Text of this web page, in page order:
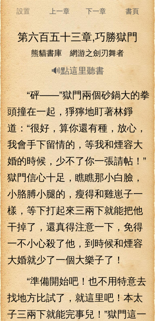
設置 上一章 下一章 書頁
第六百五十三章,巧勝獄門
熊貓書庫 網游之劍刃舞者
🔊點這里聽書
“砰——”獄門兩個砂鍋大的拳
頭撞在一起，猙獰地盯著林錚
道：“很好，算你還有種，放心，
我會手下留情的，等我和煙容大
婚的時候，少不了你一張請帖！”
獄門信心十足，瞧瞧那小白臉，
小胳膊小腿的，瘦得和雞崽子一
樣，等下打起來三兩下就能把他
干掉了，還真得注意一下，免得
一不小心殺了他，到時候和煙容
大婚就少了一個大樂子了！
“準備開始吧！也不用特意去
找地方比試了，就這里吧！本太
子三兩下就能完事兒！”獄門這一